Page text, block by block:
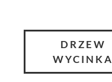
DRZEW
WYCINKA